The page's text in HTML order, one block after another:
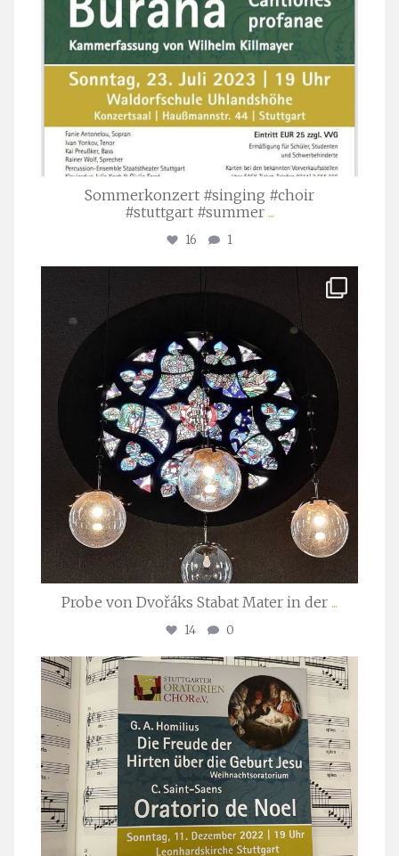
Sommerkonzert #singing #choir
#stuttgart #summer ...
16 1
Apr. 1
Probe von Dvořáks Stabat Mater in der ...
14 0
stuttgarter_oratorienchor
Nov. 29